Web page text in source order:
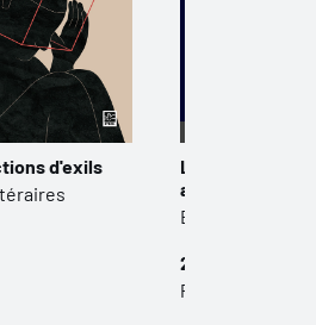
d'exils
La mort
autopsie du
Études
25,00 $
Papier